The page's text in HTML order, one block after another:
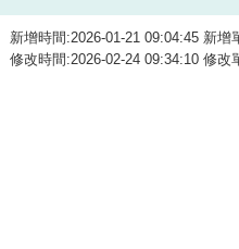
新增時間:2026-01-21 09:04:45 新
修改時間:2026-02-24 09:34:10 修